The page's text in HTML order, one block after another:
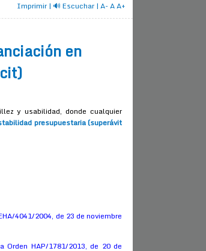
Imprimir | 🔊 Escuchar | A-AA+
en
y usabilidad, donde cualquier
presupuestaria (superávit
4041/2004, de 23 de noviembre
HAP/1781/2013, de 20 de